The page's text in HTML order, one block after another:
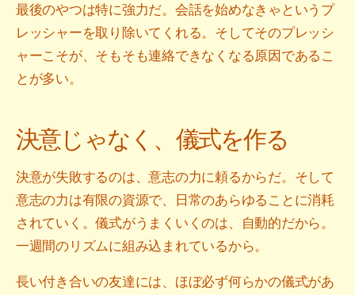
最後のやつは特に強力だ。会話を始めなきゃというプ
レッシャーを取り除いてくれる。そしてそのプレッシ
ャーこそが、そもそも連絡できなくなる原因であるこ
とが多い。
決意じゃなく、儀式を作る
決意が失敗するのは、意志の力に頼るからだ。そして
意志の力は有限の資源で、日常のあらゆることに消耗
されていく。儀式がうまくいくのは、自動的だから。
一週間のリズムに組み込まれているから。
長い付き合いの友達には、ほぼ必ず何らかの儀式があ